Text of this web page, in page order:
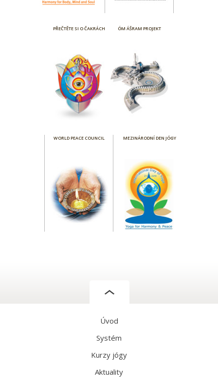
PŘEČTĚTE SI O ČAKRÁCH ÓM ÁŠRAM PROJEKT
WORLD PEACE COUNCIL MEZINÁRODNÍ DEN JÓGY
Úvod
Systém
Kurzy jógy
Aktuality